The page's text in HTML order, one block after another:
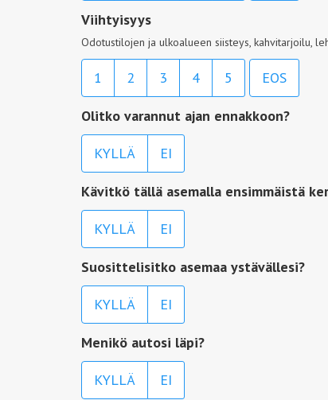
Viihtyisyys
Odotustilojen ja ulkoalueen siisteys, kahvitarjoilu,
1 2 3 4 5 EOS
Olitko varannut ajan ennakkoon?
KYLLÄ EI
Kävitkö tällä asemalla ensimmäistä
KYLLÄ EI
Suosittelisitko asemaa ystävällesi?
KYLLÄ EI
Menikö autosi läpi?
KYLLÄ EI